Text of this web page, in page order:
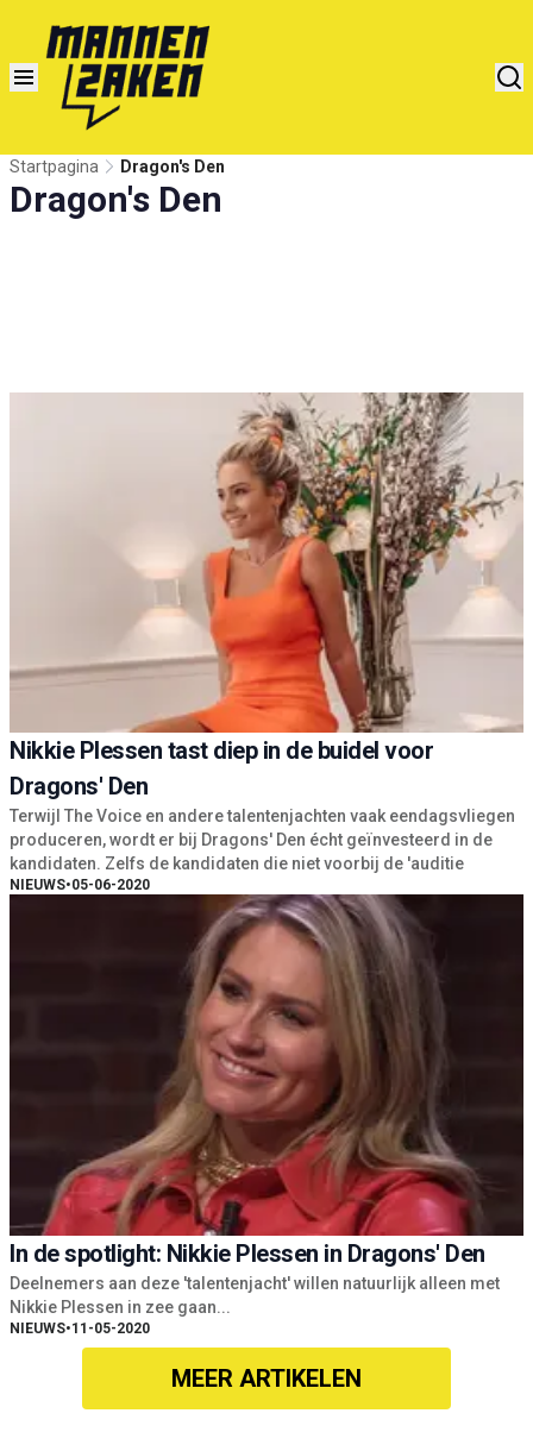
Startpagina Dragon's Den
Dragon's Den
Nikkie Plessen tast diep in de buidel voor
Dragons' Den
Terwijl The Voice en andere talentenjachten vaak eendagsvliegen
produceren, wordt er bij Dragons' Den écht geïnvesteerd in de
kandidaten. Zelfs de kandidaten die niet voorbij de 'auditie
NIEUWS•05-06-2020
In de spotlight: Nikkie Plessen in Dragons' Den
Deelnemers aan deze 'talentenjacht' willen natuurlijk alleen met
Nikkie Plessen in zee gaan...
NIEUWS•11-05-2020
MEER ARTIKELEN